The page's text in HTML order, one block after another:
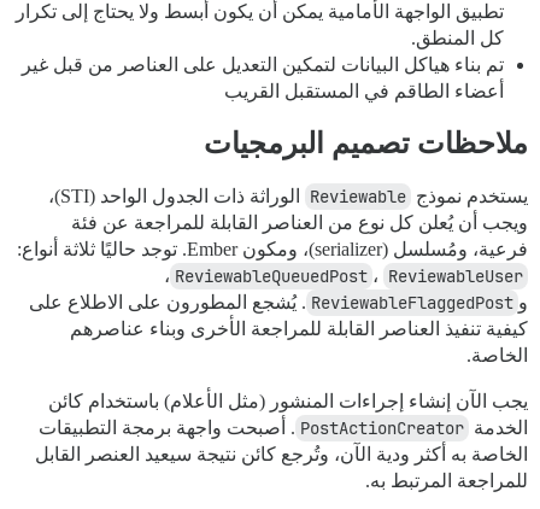
تطبيق الواجهة الأمامية يمكن أن يكون أبسط ولا يحتاج إلى تكرار
كل المنطق.
تم بناء هياكل البيانات لتمكين التعديل على العناصر من قبل غير
أعضاء الطاقم في المستقبل القريب
ملاحظات تصميم البرمجيات
يستخدم نموذج Reviewable
الوراثة ذات الجدول الواحد (STI)،
ويجب أن يُعلن كل نوع من العناصر القابلة للمراجعة عن فئة
فرعية، ومُسلسل (serializer)، ومكون Ember. توجد حاليًا ثلاثة أنواع:
ReviewableQueuedPost ، ReviewableUser
،
و ReviewableFlaggedPost . يُشجع المطورون على الاطلاع على
كيفية تنفيذ العناصر القابلة للمراجعة الأخرى وبناء عناصرهم
الخاصة.
يجب الآن إنشاء إجراءات المنشور (مثل الأعلام) باستخدام كائن
الخدمة PostActionCreator . أصبحت واجهة برمجة التطبيقات
الخاصة به أكثر ودية الآن، وتُرجع كائن نتيجة سيعيد العنصر القابل
للمراجعة المرتبط به.